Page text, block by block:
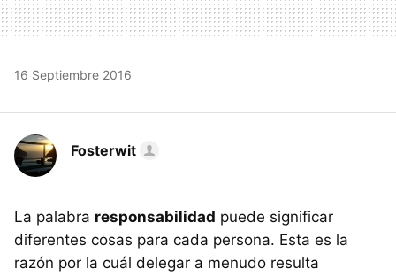
16 Septiembre 2016
Fosterwit
La palabra responsabilidad puede significar
diferentes cosas para cada persona. Esta es la
razón por la cuál delegar a menudo resulta